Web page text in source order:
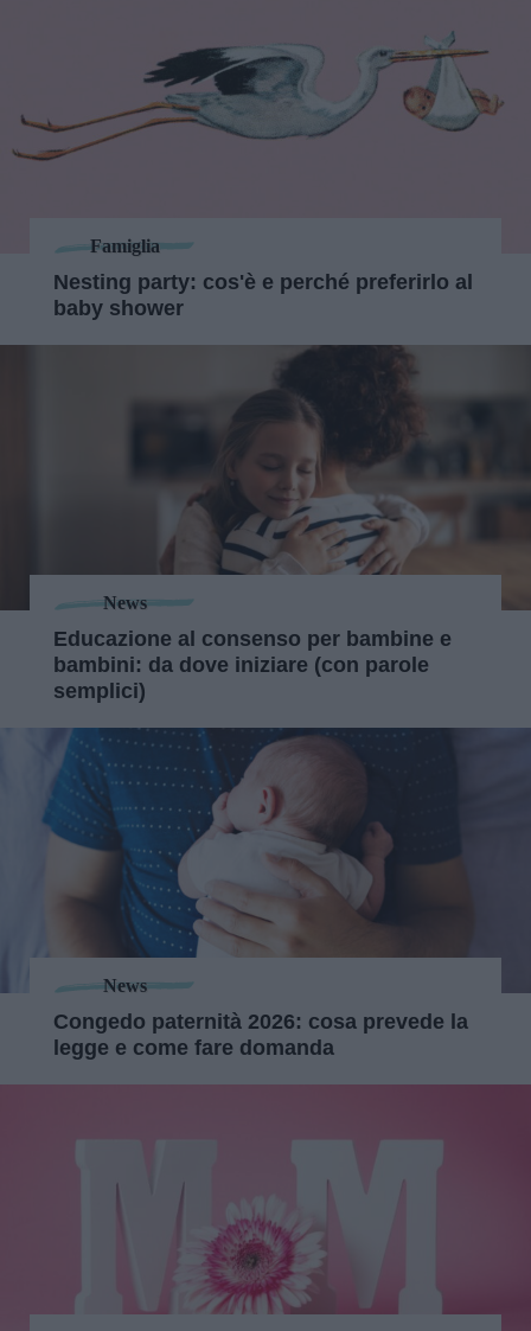
Famiglia
Nesting party: cos'è e perché preferirlo al
baby shower
News
Educazione al consenso per bambine e
bambini: da dove iniziare (con parole
semplici)
News
Congedo paternità 2026: cosa prevede la
legge e come fare domanda